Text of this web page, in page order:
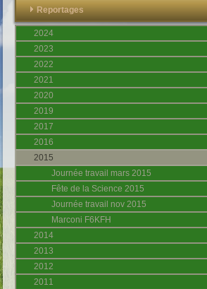
Reportages
2024
2023
2022
2021
2020
2019
2017
2016
2015
Journée travail mars 2015
Fête de la Science 2015
Journée travail nov 2015
Marconi F6KFH
2014
2013
2012
2011